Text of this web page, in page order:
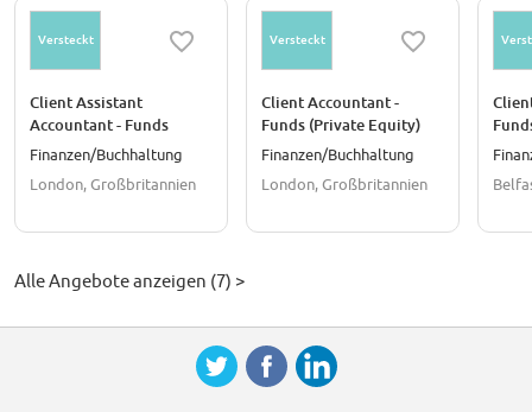
Versteckt
Client Assistant
Accountant - Funds
Finanzen/Buchhaltung
London, Großbritannien
Versteckt
Client Accountant -
Funds (Private Equity)
Finanzen/Buchhaltung
London, Großbritannien
Alle Angebote anzeigen (7) >